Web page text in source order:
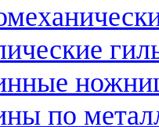
по